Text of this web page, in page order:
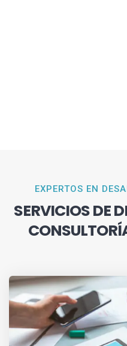
EXPERTOS EN
SERVICIOS DE